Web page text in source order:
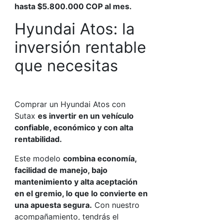
hasta $5.800.000 COP al mes.
Hyundai Atos: la
inversión rentable
que necesitas
Comprar un Hyundai Atos con
Sutax es invertir en un vehículo
confiable, económico y con alta
rentabilidad.
Este modelo combina economía,
facilidad de manejo, bajo
mantenimiento y alta aceptación
en el gremio, lo que lo convierte en
una apuesta segura. Con nuestro
acompañamiento, tendrás el